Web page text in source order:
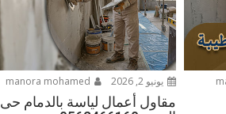
يونيو 2, 2026
مقاول أعمال لياسة بالدمام حى